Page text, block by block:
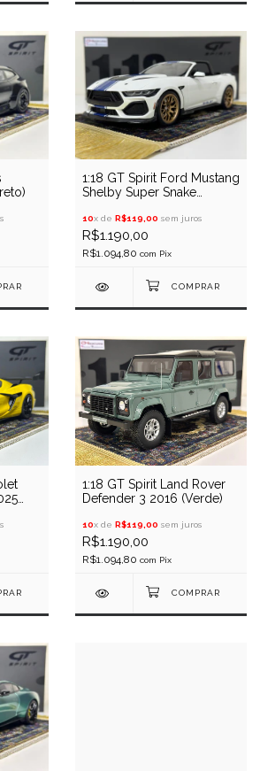
1:18 GT Spirit Ford Mustang
Shelby Super Snake
10x de R$119,00 sem juros
R$1.190,00
R$1.094,80 com Pix
1:18 GT Spirit Land Rover
Defender 3 2016 (Verde)
10x de R$119,00 sem juros
R$1.190,00
R$1.094,80 com Pix